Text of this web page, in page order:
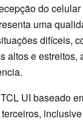
do
uma
difíceis,
altos e estreitos,
UI baseado